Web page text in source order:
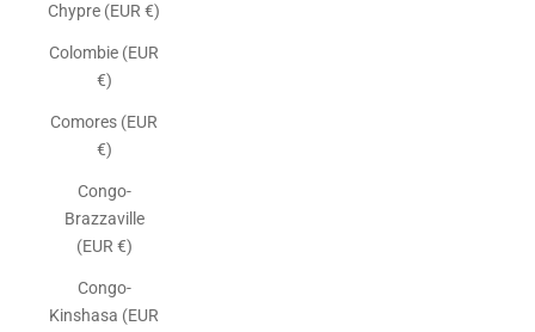
Chypre (EUR €)
Colombie (EUR
€)
Comores (EUR
€)
Congo-
Brazzaville
(EUR €)
Congo-
Kinshasa (EUR